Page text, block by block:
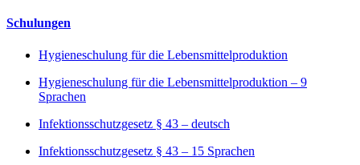
Schulungen
Hygieneschulung für die Lebensmittelproduktion
Hygieneschulung für die Lebensmittelproduktion – 9
Sprachen
Infektionsschutzgesetz § 43 – deutsch
Infektionsschutzgesetz § 43 – 15 Sprachen